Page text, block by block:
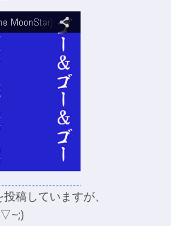
稿していますが、